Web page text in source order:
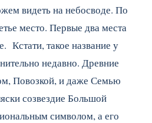
видеть на небосводе. По
место. Первые два места
Кстати, такое название у
недавно. Древние
Повозкой, и даже Семью
созвездие Большой
символом, а его